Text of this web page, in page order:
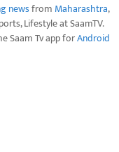
newsfrom Maharashtra,
Lifestyle at SaamTV.
Saam Tv app forAndroid